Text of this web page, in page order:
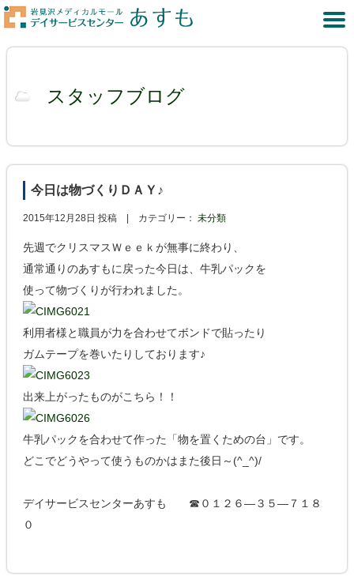
スタッフブログ
今日は物づくりＤＡＹ♪
2015年12月28日 投稿 | カテゴリー：未分類
先週でクリスマスＷｅｅｋが無事に終わり、
通常通りのあすもに戻った今日は、牛乳パックを
使って物づくりが行われました。
利用者様と職員が力を合わせてボンドで貼ったり
ガムテープを巻いたりしております♪
出来上がったものがこちら！！
牛乳パックを合わせて作った「物を置くための台」です。
どこでどうやって使うものかはまた後日～(^_^)/
デイサービスセンターあすも ☎０１２６―３５―７１８
０